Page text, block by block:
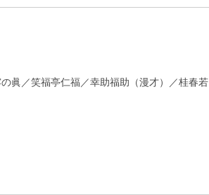
眞／笑福亭仁福／幸助福助（漫才）／桂春若